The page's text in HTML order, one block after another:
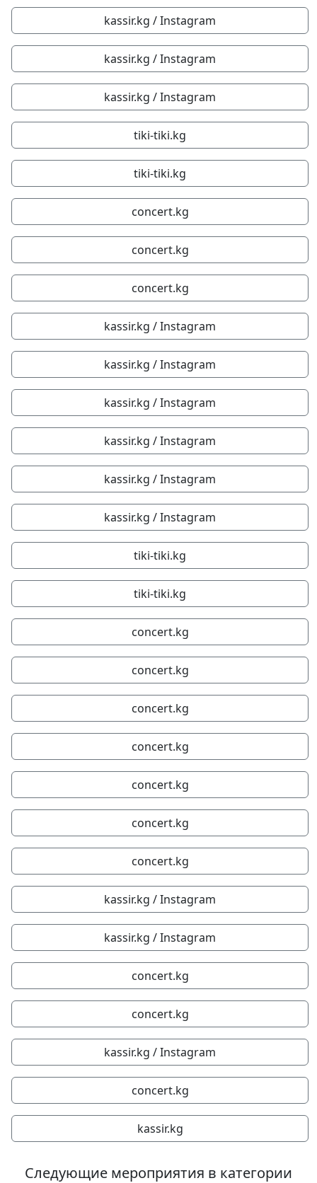
kassir.kg / Instagram
kassir.kg / Instagram
kassir.kg / Instagram
tiki-tiki.kg
tiki-tiki.kg
concert.kg
concert.kg
concert.kg
kassir.kg / Instagram
kassir.kg / Instagram
kassir.kg / Instagram
kassir.kg / Instagram
kassir.kg / Instagram
kassir.kg / Instagram
tiki-tiki.kg
tiki-tiki.kg
concert.kg
concert.kg
concert.kg
concert.kg
concert.kg
concert.kg
concert.kg
kassir.kg / Instagram
kassir.kg / Instagram
concert.kg
concert.kg
kassir.kg / Instagram
concert.kg
kassir.kg
Следующие мероприятия в категории